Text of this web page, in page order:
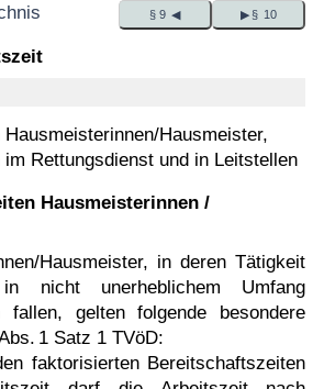
§ 9 ◀ ▶ § 10
Hausmeister,
Rettungsdienst und in Leitstellen
Hausmeisterinnen /
Hausmeister, in deren Tätigkeit
nicht unerheblichem Umfang
fallen, gelten folgende besondere
1 Satz 1 TVöD:
faktorisierten Bereitschaftszeiten